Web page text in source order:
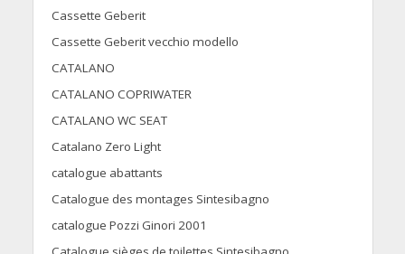
Cassette Geberit
Cassette Geberit vecchio modello
CATALANO
CATALANO COPRIWATER
CATALANO WC SEAT
Catalano Zero Light
catalogue abattants
Catalogue des montages Sintesibagno
catalogue Pozzi Ginori 2001